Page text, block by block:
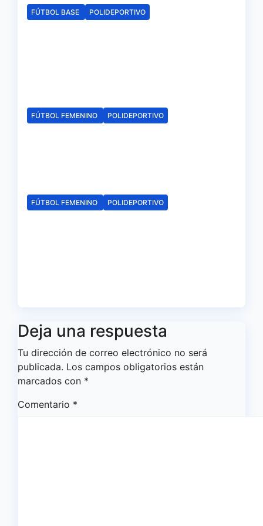
FÚTBOL BASE POLIDEPORTIVO
FÚTBOL FEMENINO POLIDEPORTIVO
FÚTBOL FEMENINO POLIDEPORTIVO
Deja una respuesta
Tu dirección de correo electrónico no será
publicada. Los campos obligatorios están
marcados con *
Comentario *